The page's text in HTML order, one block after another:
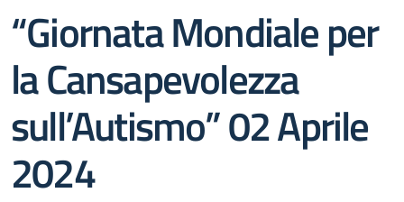
“Giornata Mondiale per
la Cansapevolezza
sull’Autismo” 02 Aprile
2024